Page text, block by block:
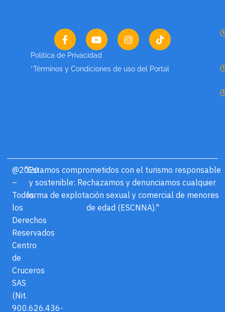
Política de Privacidad
*Términos y Condiciones de uso del Portal
@2026
–
Todos
los
Derechos
Reservados
Centro
de
Cruceros
SAS
(Nit.
900.626.436-
"Estamos comprometidos con el turismo responsable
y sostenible: Rechazamos y denunciamos cualquier
forma de explotación sexual y comercial de menores
de edad (ESCNNA)."